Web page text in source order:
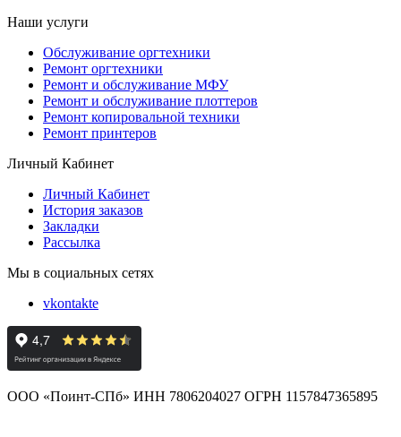
Наши услуги
Обслуживание оргтехники
Ремонт оргтехники
Ремонт и обслуживание МФУ
Ремонт и обслуживание плоттеров
Ремонт копировальной техники
Ремонт принтеров
Личный Кабинет
Личный Кабинет
История заказов
Закладки
Рассылка
Мы в социальных сетях
vkontakte
ООО «Поинт-СПб» ИНН 7806204027 ОГРН 1157847365895